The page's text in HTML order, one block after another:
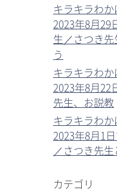
キラキラわ
2023年8月29
生／さつき
う
キラキラわ
2023年8月
先生、お説教
キラキラわ
2023年8月1
／さつき先
カテゴリ